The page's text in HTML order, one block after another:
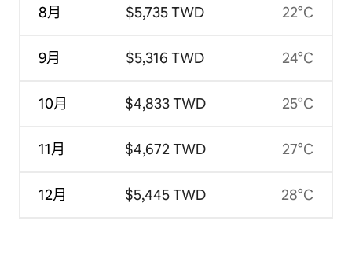
8月
9月
10月
11月
12月
$5,735 TWD
$5,316 TWD
$4,833 TWD
$4,672 TWD
$5,445 TWD
22°C
24°C
25°C
27°C
28°C